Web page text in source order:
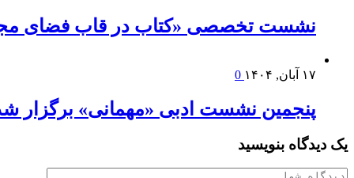
نشست تخصصی «کتاب در قاب فضای
۱۷ آبان, ۱۴۰۴
پنجمین نشست ادبی «مهمانی» برگزار
یک دیدگاه بنویسید